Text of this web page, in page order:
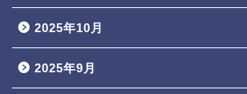
2025年10月
2025年9月